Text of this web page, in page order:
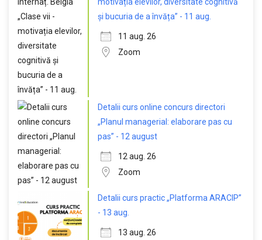
și bucuria de a învăța” - 11 aug.
11 aug. 26
Zoom
Detalii curs online concurs directori
„Planul managerial: elaborare pas cu
pas” - 12 august
12 aug. 26
Zoom
Detalii curs practic „Platforma ARACIP”
- 13 aug.
13 aug. 26